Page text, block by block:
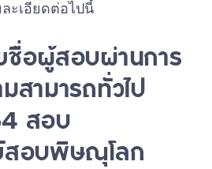
ะเอียดต่อไปนี้
ชื่อผู้สอบผ่านการ
สามารถทั่วไป
สอบ
อบพิษณุโลก